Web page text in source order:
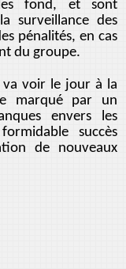
fond, et sont
surveillance des
pénalités, en cas
du groupe.
va voir le jour à la
marqué par un
envers les
succès
de nouveaux